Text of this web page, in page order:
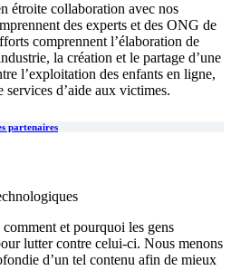
étroite collaboration avec nos
des experts et des ONG de
comprennent l’élaboration de
la création et le partage d’une
l’exploitation des enfants en ligne,
services d’aide aux victimes.
partenaires
et pourquoi les gens
lutter contre celui-ci. Nous menons
d’un tel contenu afin de mieux